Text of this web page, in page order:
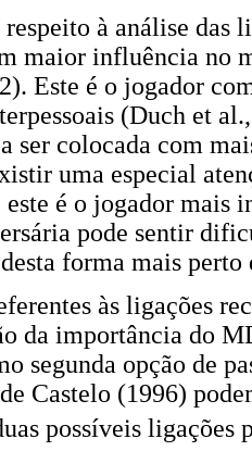
à análise das
maior influência no
Este é o jogador
(Duch et
ser colocada com
uma especial
este é o jogador mais
pode sentir
forma mais
às ligações
da importância do
segunda opção de
Castelo (1996)
possíveis